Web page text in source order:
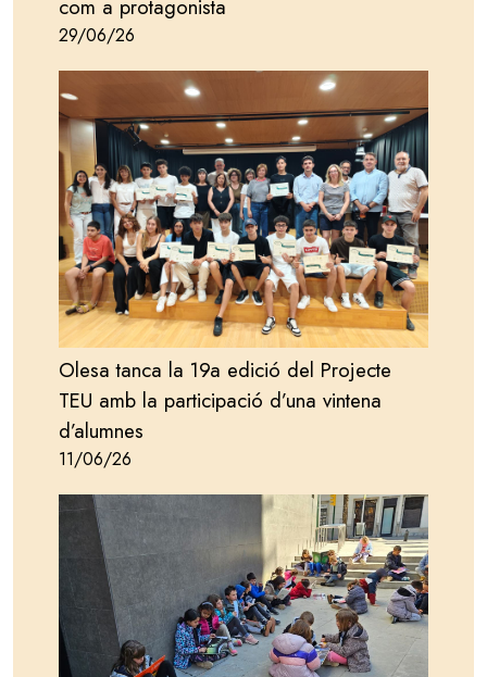
com a protagonista
29/06/26
Olesa tanca la 19a edició del Projecte
TEU amb la participació d’una vintena
d’alumnes
11/06/26
Image